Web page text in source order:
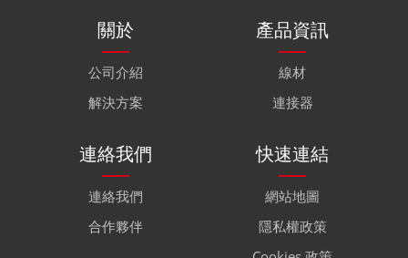
關於
公司介紹
解決方案
產品資訊
線材
連接器
連絡我們
連絡我們
合作夥伴
快速連結
網站地圖
隱私權政策